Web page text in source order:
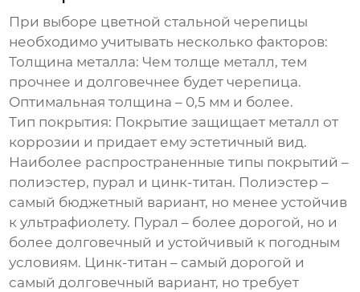
При выборе цветной стальной черепицы
необходимо учитывать несколько факторов:
Толщина металла: Чем толще металл, тем
прочнее и долговечнее будет черепица.
Оптимальная толщина – 0,5 мм и более.
Тип покрытия: Покрытие защищает металл от
коррозии и придает ему эстетичный вид.
Наиболее распространенные типы покрытий –
полиэстер, пурал и цинк-титан. Полиэстер –
самый бюджетный вариант, но менее устойчив
к ультрафиолету. Пурал – более дорогой, но и
более долговечный и устойчивый к погодным
условиям. Цинк-титан – самый дорогой и
самый долговечный вариант, но требует